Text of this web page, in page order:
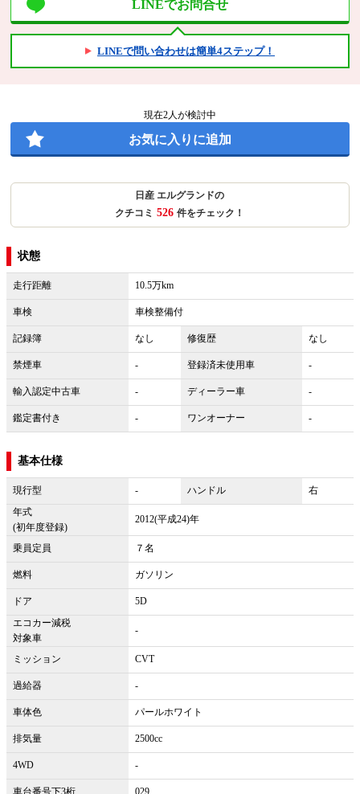
LINEでお問合せ
LINEで問い合わせは簡単4ステップ！
現在2人が検討中
お気に入りに追加
日産 エルグランドの
クチコミ 526 件をチェック！
状態
走行距離 10.5万km
車検 車検整備付
記録簿 なし 修復歴 なし
禁煙車 - 登録済未使用車 -
輸入認定中古車 - ディーラー車 -
鑑定書付き - ワンオーナー -
基本仕様
現行型 - ハンドル
右
年式
(初年度登録)
2012(平成24)年
乗員定員 ７名
燃料 ガソリン
ドア
5D
エコカー減税
対象車
-
ミッション CVT
過給器 -
車体色 パールホワイト
排気量 2500cc
4WD -
車台番号下3桁 029